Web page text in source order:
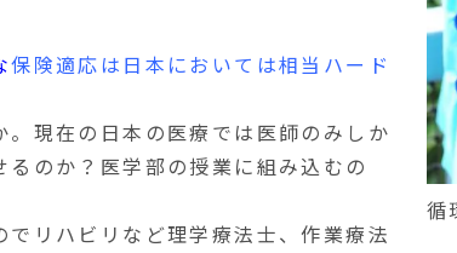
循
保険適応は日本においては相当ハード
現在の日本の医療では医師のみしか
のか？医学部の授業に組み込むの
でリハビリなど理学療法士、作業療法